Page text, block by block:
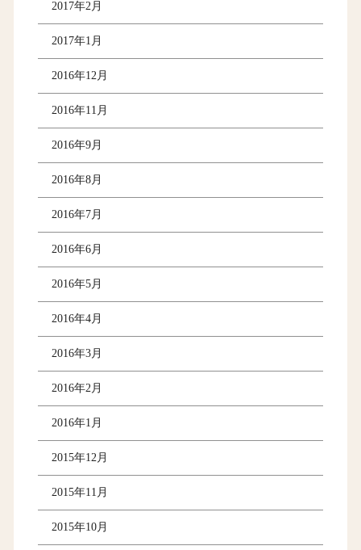
2017年2月
2017年1月
2016年12月
2016年11月
2016年9月
2016年8月
2016年7月
2016年6月
2016年5月
2016年4月
2016年3月
2016年2月
2016年1月
2015年12月
2015年11月
2015年10月